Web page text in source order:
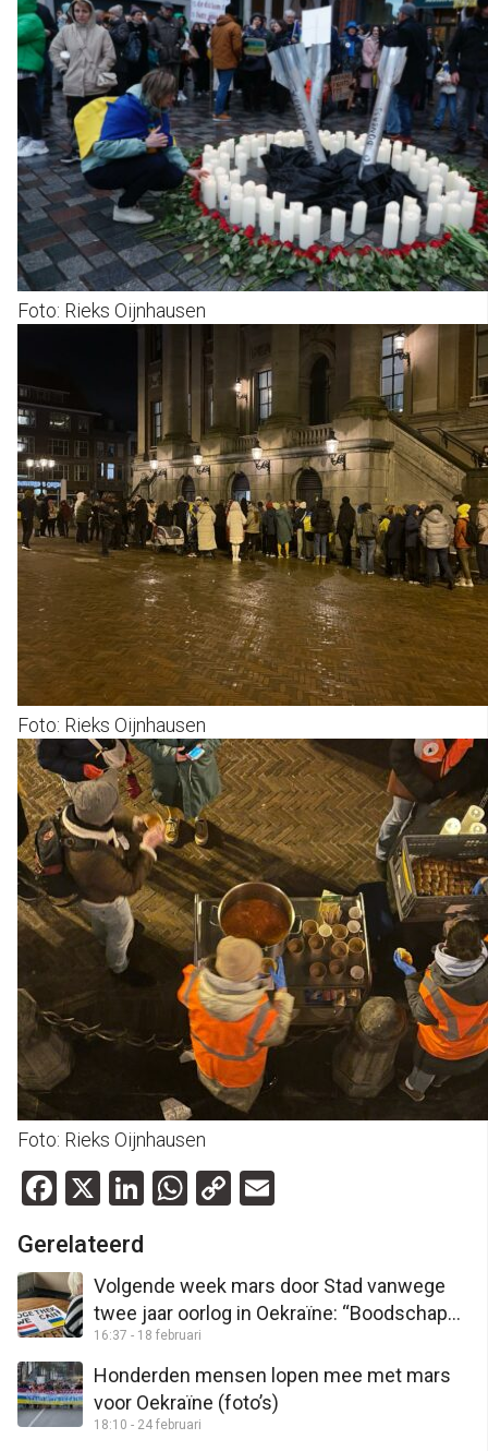
Foto: Rieks Oijnhausen
Foto: Rieks Oijnhausen
Foto: Rieks Oijnhausen
Facebook
X LinkedIn
WhatsApp
Copy
Gerelateerd
Volgende week mars door Stad vanwege
twee jaar oorlog in Oekraïne: “Boodschap
van hoop afgeven”
16:37 - 18 februari
Honderden mensen lopen mee met mars
voor Oekraïne (foto’s)
18:10 - 24 februari